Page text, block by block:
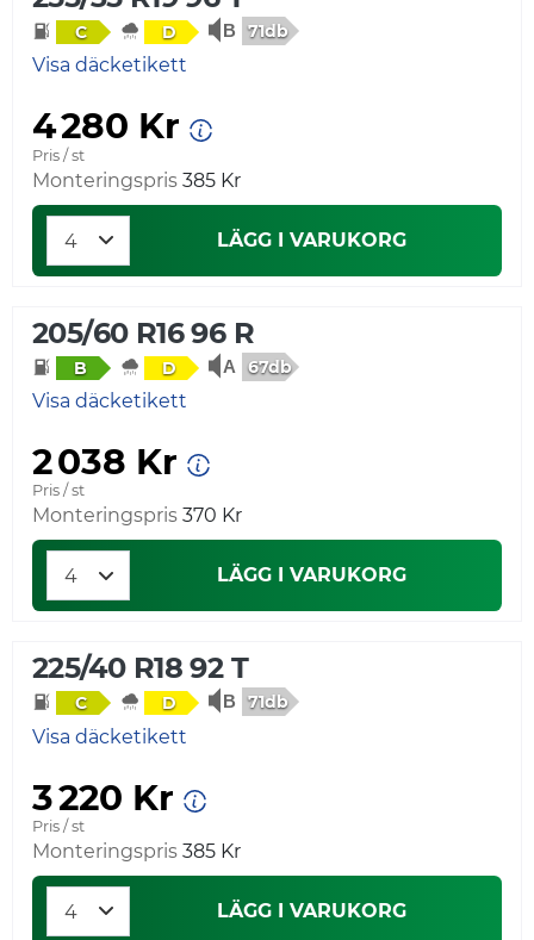
C D 71db
Visa däcketikett
4 280 Kr
Pris / st
Monteringspris 385 Kr
LÄGG I VARUKORG
205/60 R16 96 R
B D 67db
Visa däcketikett
2 038 Kr
Pris / st
Monteringspris 370 Kr
LÄGG I VARUKORG
225/40 R18 92 T
C D 71db
Visa däcketikett
3 220 Kr
Pris / st
Monteringspris 385 Kr
LÄGG I VARUKORG